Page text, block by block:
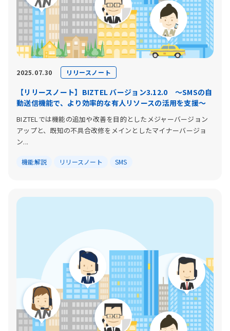
2025.07.30 リリースノート
【リリースノート】BIZTEL バージョン3.12.0 〜SMSの自
動送信機能で、より効率的な有人リソースの活用を支援〜
BIZTELでは機能の追加や改善を目的としたメジャーバージョン
アップと、既知の不具合改修をメインとしたマイナーバージョ
ン...
機能解説 リリースノート SMS